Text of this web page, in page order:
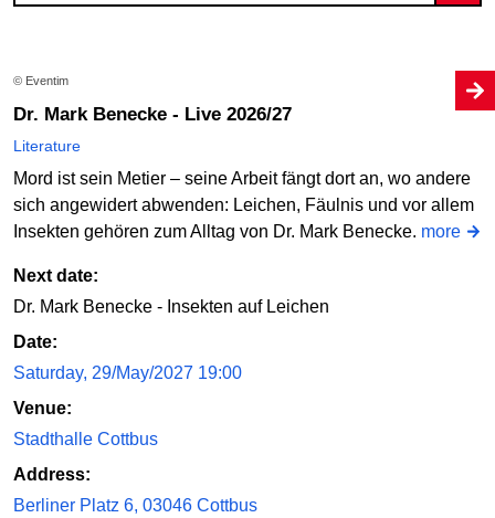
© Eventim
Dr. Mark Benecke - Live 2026/27
Literature
Mord ist sein Metier – seine Arbeit fängt dort an, wo andere
sich angewidert abwenden: Leichen, Fäulnis und vor allem
Insekten gehören zum Alltag von Dr. Mark Benecke. more
Next date:
Dr. Mark Benecke - Insekten auf Leichen
Date:
Saturday, 29/May/2027 19:00
Venue:
Stadthalle Cottbus
Address:
Berliner Platz 6, 03046 Cottbus